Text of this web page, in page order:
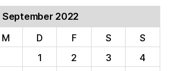
September 2022
M D F S
S
1
2 3
4